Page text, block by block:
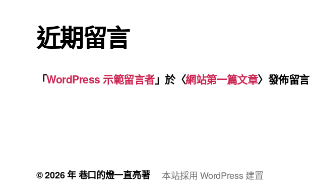
近期留言
「WordPress 示範留言者」於〈網站第一篇文章〉發佈留言
© 2026 年巷口的燈一直亮著 本站採用 WordPress 建置